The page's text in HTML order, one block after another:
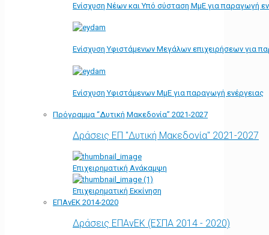
Ενίσχυση Νέων και Υπό σύσταση ΜμΕ για παραγωγή
Ενίσχυση Υφιστάμενων Μεγάλων επιχειρήσεων για
Ενίσχυση Υφιστάμενων ΜμΕ για παραγωγή ενέργειας
Πρόγραμμα “Δυτική Μακεδονία” 2021-2027
Δράσεις ΕΠ "Δυτική Μακεδονία" 2021-2027
Επιχειρηματική Ανάκαμψη
Επιχειρηματική Εκκίνηση
ΕΠΑνΕΚ 2014-2020
Δράσεις ΕΠΑνΕΚ (ΕΣΠΑ 2014 - 2020)